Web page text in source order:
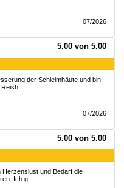
07/2026
5.00 von 5.00
der Schleimhäute und bin
07/2026
5.00 von 5.00
Herzenslust und Bedarf die
Ich g…